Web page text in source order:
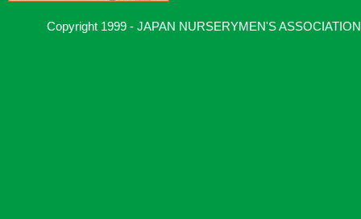
Copyright 1999 - JAPAN NURSERYMEN'S